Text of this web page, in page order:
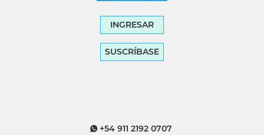
INGRESAR
SUSCRÍBASE
+54 911 2192 0707